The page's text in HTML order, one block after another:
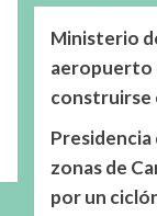
Ministerio
aeropuerto
construirse
zonas de
por un